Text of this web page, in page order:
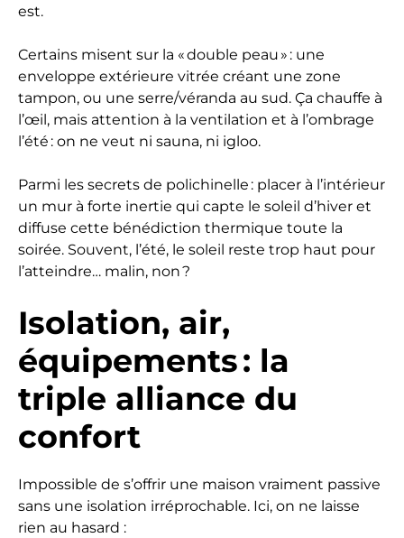
est.
Certains misent sur la « double peau » : une
enveloppe extérieure vitrée créant une zone
tampon, ou une serre/véranda au sud. Ça chauffe à
l’œil, mais attention à la ventilation et à l’ombrage
l’été : on ne veut ni sauna, ni igloo.
Parmi les secrets de polichinelle : placer à l’intérieur
un mur à forte inertie qui capte le soleil d’hiver et
diffuse cette bénédiction thermique toute la
soirée. Souvent, l’été, le soleil reste trop haut pour
l’atteindre… malin, non ?
Isolation, air,
équipements : la
triple alliance du
confort
Impossible de s’offrir une maison vraiment passive
sans une isolation irréprochable. Ici, on ne laisse
rien au hasard :